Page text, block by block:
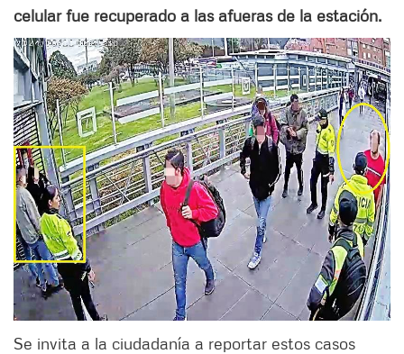
celular fue recuperado a las afueras de la estación.
Se invita a la ciudadanía a reportar estos casos